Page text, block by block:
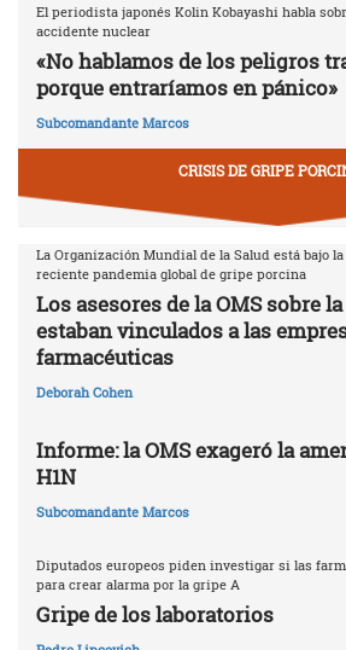
El periodista japonés Kolin Kobayashi habla
accidente nuclear
«No hablamos de los peligros
porque entraríamos en pánico»
Subcomandante Marcos
CRISIS DE GRIPE
La Organización Mundial de la Salud está bajo
reciente pandemia global de gripe porcina
Los asesores de la OMS sobre
estaban vinculados a las
farmacéuticas
Deborah Cohen
Informe: la OMS exageró la
H1N
Subcomandante Marcos
Diputados europeos piden investigar si las
para crear alarma por la gripe A
Gripe de los laboratorios